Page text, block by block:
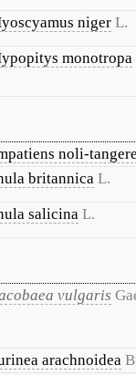
niger L.
monotropa
noli-
britannica L.
salicina L.
vulgaris
arachnoidea